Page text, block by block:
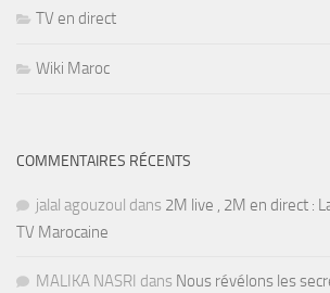
TV en direct
Wiki Maroc
COMMENTAIRES RÉCENTS
jalal agouzoul dans 2M live , 2M en direct :
TV Marocaine
MALIKA NASRI dans Nous révélons les